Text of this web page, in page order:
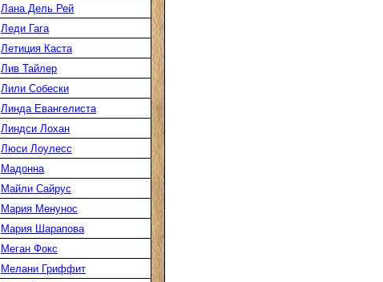
Лана Дель Рей
Леди Гага
Летиция Каста
Лив Тайлер
Лили Собески
Линда Евангелиста
Линдси Лохан
Люси Лоулесс
Мадонна
Майли Сайрус
Мария Менунос
Мария Шарапова
Меган Фокс
Мелани Гриффит